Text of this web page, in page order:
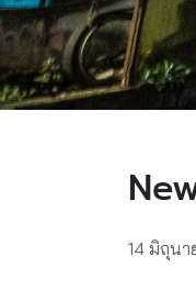
14 มิถุนา